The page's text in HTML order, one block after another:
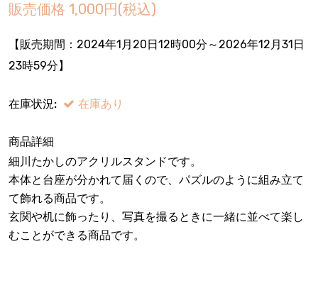
販売価格 1,000円(税込)
【販売期間： 2024年1月20日12時00分 ～2026年12月31日
23時59分】
在庫状況: 在庫あり
商品詳細
細川たかしのアクリルスタンドです。
本体と台座が分かれて届くので、パズルのように組み立て
て飾れる商品です。
玄関や机に飾ったり、写真を撮るときに一緒に並べて楽し
むことができる商品です。